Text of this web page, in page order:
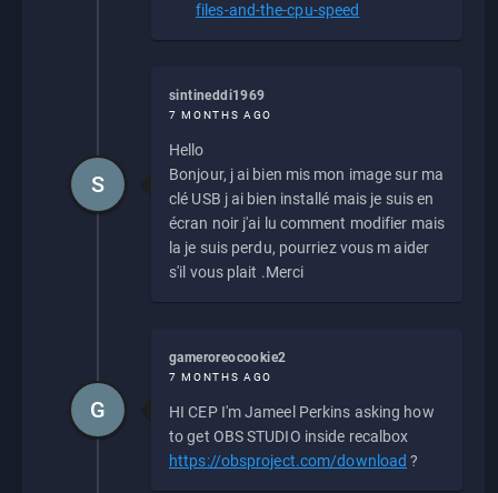
files-and-the-cpu-speed
sintineddi1969
7 MONTHS AGO
Hello
Bonjour, j ai bien mis mon image sur ma
clé USB j ai bien installé mais je suis en
écran noir j'ai lu comment modifier mais
la je suis perdu, pourriez vous m aider
s'il vous plait .Merci
S
gameroreocookie2
7 MONTHS AGO
HI CEP I'm Jameel Perkins asking how
to get OBS STUDIO inside recalbox
https://obsproject.com/download ?
G